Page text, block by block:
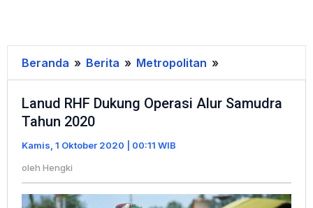
Beranda » Berita » Metropolitan »
RHF
Dukung
Tahun
2020
Lanud RHF Dukung Operasi Alur Samudra
Tahun 2020
Kamis, 1 Oktober 2020 | 00:11 WIB
oleh Hengki